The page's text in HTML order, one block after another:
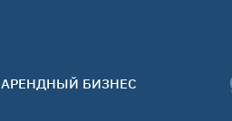
АРЕНДНЫЙ БИЗНЕС